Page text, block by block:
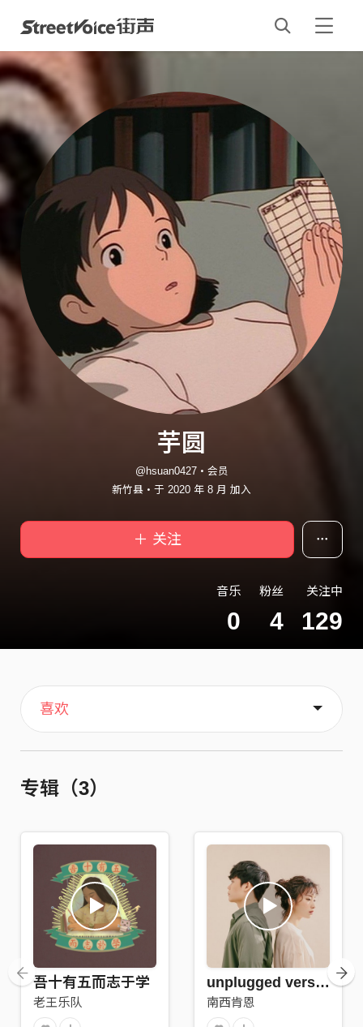
芋圆
@hsuan0427・会员
新竹县・于 2020 年 8 月 加入
＋ 关注
音乐
0
粉丝
4
关注中
129
主页
歌单
喜欢
关于
专辑（3）
吾十有五而志于学
老王乐队
unplugged version
南西肯恩